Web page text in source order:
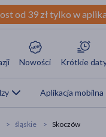
od 39 zł tylko w
Nowości Krótkie
Aplikacja mobilna
śląskie Skoczów